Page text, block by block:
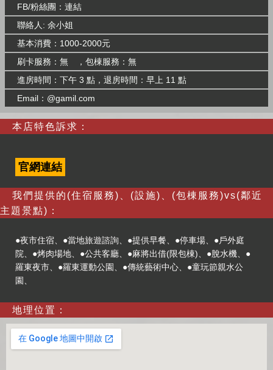
FB/粉絲團： 連結
聯絡人: 余小姐
基本消費：1000-2000元
刷卡服務：無 ，包棟服務：無
進房時間：下午 3 點，退房時間：早上 11 點
Email：@gamil.com
本店特色訴求：
官網連結
我們提供的(住宿服務)、(設施)、(包棟服務)vs(鄰近
主題景點)：
●夜市住宿、●當地旅遊諮詢、●提供早餐、●停車場、●戶外庭
院、●烤肉場地、●公共客廳、●麻將出借(限包棟)、●脫水機、●
羅東夜市、●羅東運動公園、●傳統藝術中心、●童玩節親水公
園、
地理位置：